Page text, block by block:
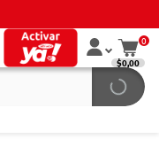
0
$0,00